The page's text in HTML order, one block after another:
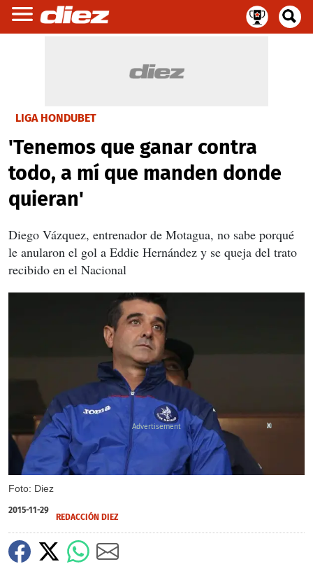
LIGA HONDUBET
'Tenemos que ganar contra
todo, a mí que manden donde
quieran'
Diego Vázquez, entrenador de Motagua, no sabe porqué
le anularon el gol a Eddie Hernández y se queja del trato
recibido en el Nacional
Foto: Diez
X
2015-11-29
REDACCIÓN DIEZ